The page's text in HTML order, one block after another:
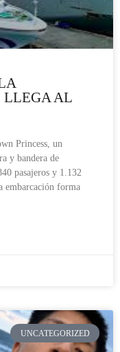
LLEGA AL
Princess, un
y bandera de
pasajeros y 1.132
embarcación forma
UNCATEGORIZED